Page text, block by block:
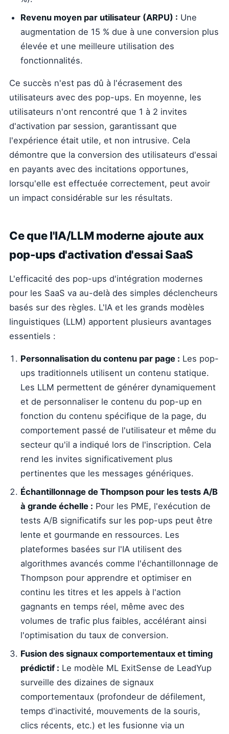
Revenu moyen par utilisateur (ARPU) : Une
augmentation de 15 % due à une conversion plus
élevée et une meilleure utilisation des
fonctionnalités.
Ce succès n'est pas dû à l'écrasement des
utilisateurs avec des pop-ups. En moyenne, les
utilisateurs n'ont rencontré que 1 à 2 invites
d'activation par session, garantissant que
l'expérience était utile, et non intrusive. Cela
démontre que la conversion des utilisateurs d'essai
en payants avec des incitations opportunes,
lorsqu'elle est effectuée correctement, peut avoir
un impact considérable sur les résultats.
Ce que l'IA/LLM moderne ajoute aux
pop-ups d'activation d'essai SaaS
L'efficacité des pop-ups d'intégration modernes
pour les SaaS va au-delà des simples déclencheurs
basés sur des règles. L'IA et les grands modèles
linguistiques (LLM) apportent plusieurs avantages
essentiels :
Personnalisation du contenu par page : Les pop-
ups traditionnels utilisent un contenu statique.
Les LLM permettent de générer dynamiquement
et de personnaliser le contenu du pop-up en
fonction du contenu spécifique de la page, du
comportement passé de l'utilisateur et même du
secteur qu'il a indiqué lors de l'inscription. Cela
rend les invites significativement plus
pertinentes que les messages génériques.
Échantillonnage de Thompson pour les tests A/B
à grande échelle : Pour les PME, l'exécution de
tests A/B significatifs sur les pop-ups peut être
lente et gourmande en ressources. Les
plateformes basées sur l'IA utilisent des
algorithmes avancés comme l'échantillonnage de
Thompson pour apprendre et optimiser en
continu les titres et les appels à l'action
gagnants en temps réel, même avec des
volumes de trafic plus faibles, accélérant ainsi
l'optimisation du taux de conversion.
Fusion des signaux comportementaux et timing
prédictif : Le modèle ML ExitSense de LeadYup
surveille des dizaines de signaux
comportementaux (profondeur de défilement,
temps d'inactivité, mouvements de la souris,
clics récents, etc.) et les fusionne via un